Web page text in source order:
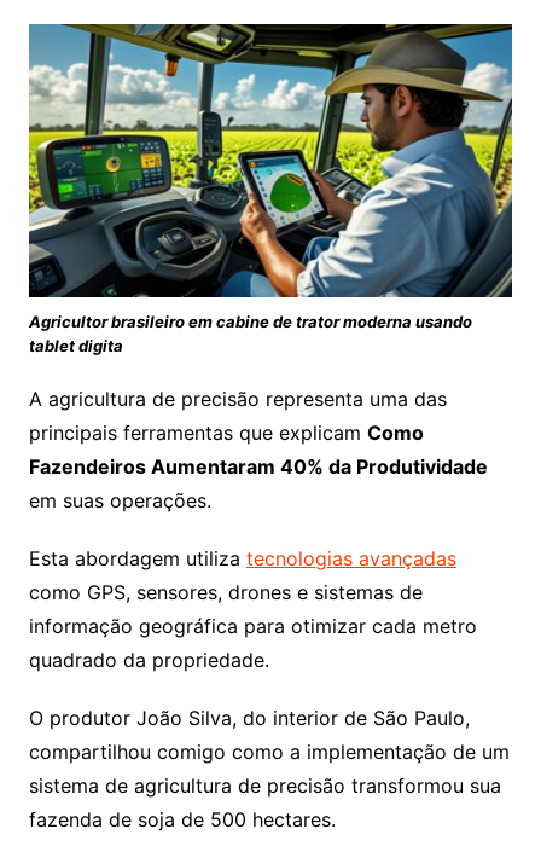
Agricultor brasileiro em cabine de trator moderna usando
tablet digita
A agricultura de precisão representa uma das
principais ferramentas que explicam Como
Fazendeiros Aumentaram 40% da Produtividade
em suas operações.
Esta abordagem utiliza tecnologias avançadas
como GPS, sensores, drones e sistemas de
informação geográfica para otimizar cada metro
quadrado da propriedade.
O produtor João Silva, do interior de São Paulo,
compartilhou comigo como a implementação de um
sistema de agricultura de precisão transformou sua
fazenda de soja de 500 hectares.